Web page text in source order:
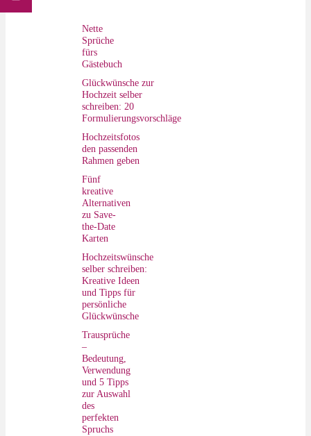
Nette
Sprüche
fürs
Gästebuch
Glückwünsche zur
Hochzeit selber
schreiben: 20
Formulierungsvorschläge
Hochzeitsfotos
den passenden
Rahmen geben
Fünf
kreative
Alternativen
zu Save-
the-Date
Karten
Hochzeitswünsche
selber schreiben:
Kreative Ideen
und Tipps für
persönliche
Glückwünsche
Trausprüche
–
Bedeutung,
Verwendung
und 5 Tipps
zur Auswahl
des
perfekten
Spruchs